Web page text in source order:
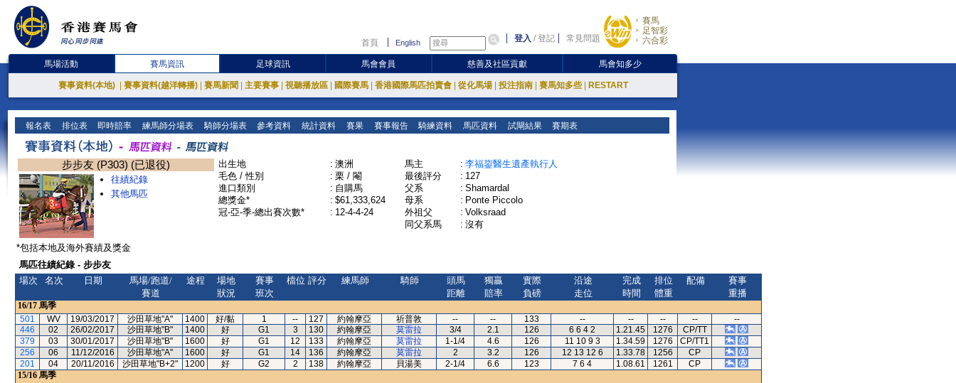
首頁 English 登入 /登記 常見問題
賽馬
足智彩
六合彩
馬場活動 賽馬資訊 足球資訊 馬會會員 慈善及社區貢獻 馬會知多少
賽事資料(本地) 賽事資料(越洋轉播) 賽馬新聞 主要賽事 視聽播放區 國際賽馬 香港國際馬匹拍賣會 從化馬場 投注指南 賽馬知多些 RESTART
報名表 排位表 即時賠率 練馬師分場表 騎師分場表 參考資料 統計資料 賽果 賽事報告 騎練資料 馬匹資料 試閘結果 賽期表
步步友 (P303) (已退役)
往績紀錄
其他馬匹
出生地 : 澳洲
毛色 / 性別
: 栗 / 閹
進口類別
: 自購馬
總獎金*
: $61,333,624
冠-亞-季-總出賽次數*
: 12-4-4-24
馬主 : 李福鋆醫生遺產執行人
最後評分
: 127
父系
: Shamardal
母系
: Ponte Piccolo
外祖父
: Volksraad
同父系馬
: 沒有
*包括本地及海外賽績及獎金
馬匹往績紀錄 - 步步友
場次
名次 日期
馬場/跑道/
賽道
途程
場地
狀況
賽事
班次
檔位 評分 練馬師 騎師
頭馬
距離
獨贏
賠率
實際
負磅
沿途
走位
完成
時間
排位
體重
配備
賽事
重播
16/17 馬季
501
WV 19/03/2017 沙田草地"A" 1400 好/黏 1 -- 127 約翰摩亞 祈普敦 -- -- 133 -- -- -- --
--
446
02 26/02/2017 沙田草地"B" 1400 好 G1 3 130 約翰摩亞 莫雷拉 3/4 2.1 126 6 6 4 2 1.21.45 1276
CP/TT
379
03 30/01/2017 沙田草地"B" 1600 好 G1 12 133 約翰摩亞 莫雷拉 1-1/4 4.6 126 11 10 9 3 1.34.59 1276
CP/TT1
256
06 11/12/2016 沙田草地"A" 1600 好 G1 14 136 約翰摩亞 莫雷拉 2 3.2 126 12 13 12 6 1.33.78 1256
CP
201
04 20/11/2016 沙田草地"B+2" 1200 好 G2 2 138 約翰摩亞 貝湯美 2-1/4 6.6 123 7 6 4 1.08.61 1261
CP
15/16 馬季